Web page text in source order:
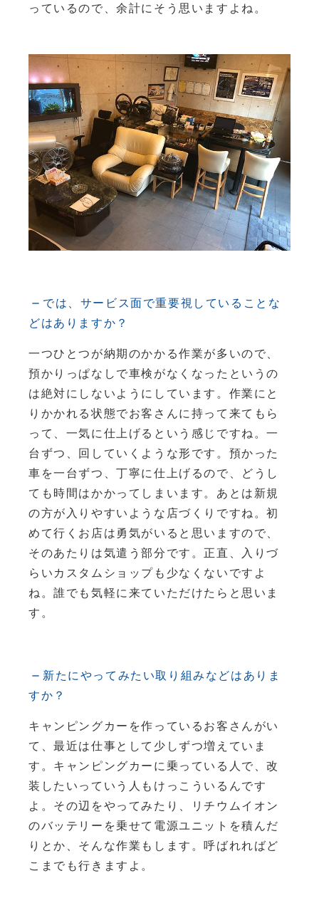
っているので、余計にそう思いますよね。
では、サービス面で重要視していることな
どはありますか？
一つひとつが納期のかかる作業が多いので、
預かりっぱなしで車検がなくなったというの
は絶対にしないようにしています。作業にと
りかかれる状態でお客さんに持って来てもら
って、一気に仕上げるという感じですね。一
台ずつ、回していくような形です。預かった
車を一台ずつ、丁寧に仕上げるので、どうし
ても時間はかかってしまいます。あとは新規
の方が入りやすいような店づくりですね。初
めて行くお店は勇気がいると思いますので、
そのあたりは気遣う部分です。正直、入りづ
らいカスタムショップも少なくないですよ
ね。誰でも気軽に来ていただけたらと思いま
す。
新たにやってみたい取り組みなどはありま
すか？
キャンピングカーを作っているお客さんがい
て、最近は仕事として少しずつ増えていま
す。キャンピングカーに乗っている人で、改
装したいっていう人もけっこういるんです
よ。その辺をやってみたり、リチウムイオン
のバッテリーを乗せて電源ユニットを積んだ
りとか、そんな作業もします。呼ばれればど
こまでも行きますよ。